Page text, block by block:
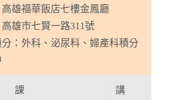
雄福華飯店七樓金鳳廳
雄市七賢一路311號
：外科、泌尿科、婦產科積分
課
講